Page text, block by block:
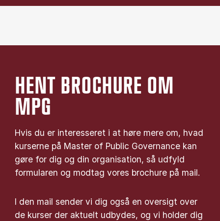
HENT BROCHURE OM
MPG
Hvis du er interesseret i at høre mere om, hvad
kurserne på Master of Public Governance kan
gøre for dig og din organisation, så udfyld
formularen og modtag vores brochure på mail.
I den mail sender vi dig også en oversigt over
de kurser der aktuelt udbydes, og vi holder dig